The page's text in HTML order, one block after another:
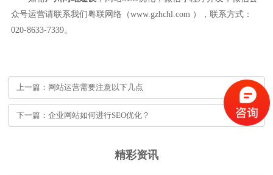
众号运营请联系我们粤联网络（www.gzhchl.com ），联系方式：
020-8633-7339。
上一篇：网站运营需要注意以下几点
下一篇：企业网站如何进行SEO优化？
精彩资讯